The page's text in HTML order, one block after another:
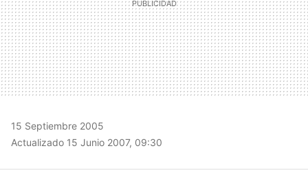
15 Septiembre 2005
Actualizado 15 Junio 2007, 09:30